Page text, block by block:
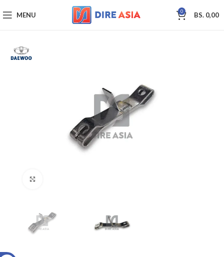
MENU 0 BS. 0,00